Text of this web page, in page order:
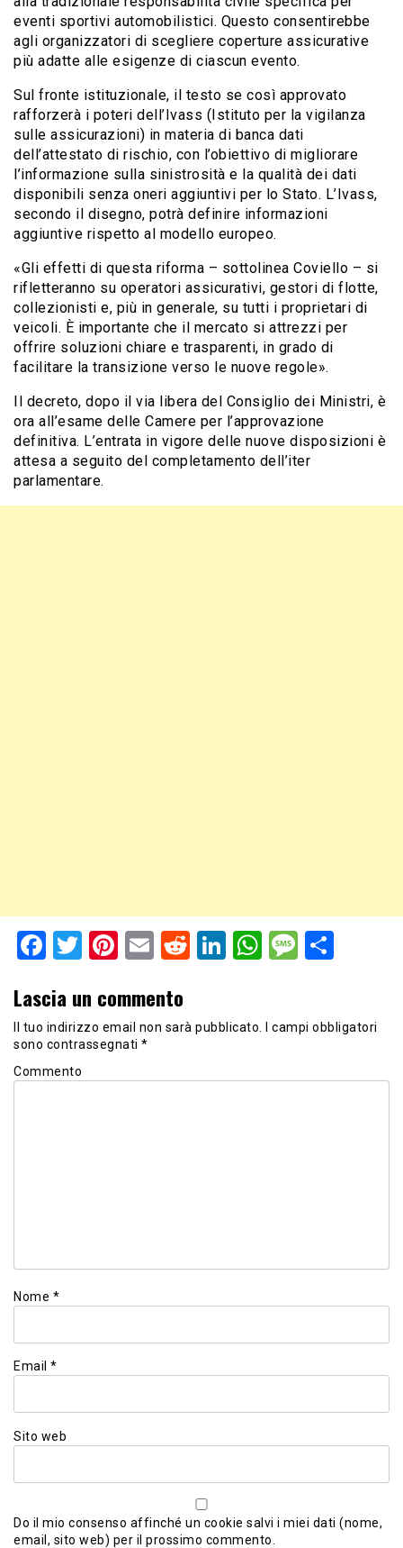
eventi sportivi automobilistici. Questo consentirebbe
agli organizzatori di scegliere coperture assicurative
più adatte alle esigenze di ciascun evento.
Sul fronte istituzionale, il testo se così approvato
rafforzerà i poteri dell’Ivass (Istituto per la vigilanza
sulle assicurazioni) in materia di banca dati
dell’attestato di rischio, con l’obiettivo di migliorare
l’informazione sulla sinistrosità e la qualità dei dati
disponibili senza oneri aggiuntivi per lo Stato. L’Ivass,
secondo il disegno, potrà definire informazioni
aggiuntive rispetto al modello europeo.
«Gli effetti di questa riforma – sottolinea Coviello – si
rifletteranno su operatori assicurativi, gestori di flotte,
collezionisti e, più in generale, su tutti i proprietari di
veicoli. È importante che il mercato si attrezzi per
offrire soluzioni chiare e trasparenti, in grado di
facilitare la transizione verso le nuove regole».
Il decreto, dopo il via libera del Consiglio dei Ministri, è
ora all’esame delle Camere per l’approvazione
definitiva. L’entrata in vigore delle nuove disposizioni è
attesa a seguito del completamento dell’iter
parlamentare.
Facebook
Twitter
Pinterest
EmailRedditLinkedIn
WhatsApp
Lascia un commento
Il tuo indirizzo email non sarà pubblicato.
I campi obbligatori
sono contrassegnati *
Commento
Nome *
Email *
Sito web
Do il mio consenso affinché un cookie salvi i miei dati (nome,
email, sito web) per il prossimo commento.